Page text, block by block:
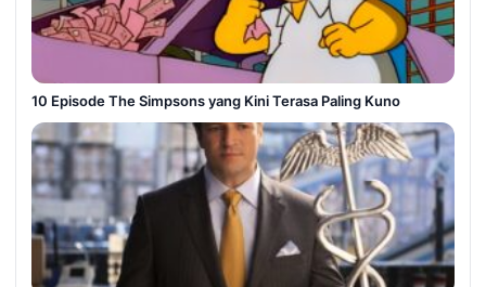
10 Episode The Simpsons yang Kini Terasa Paling Kuno